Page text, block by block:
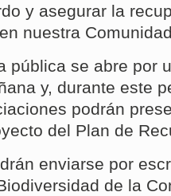
y asegurar la
nuestra
pública se abre por
y, durante este
podrán
del Plan de
enviarse por
de la